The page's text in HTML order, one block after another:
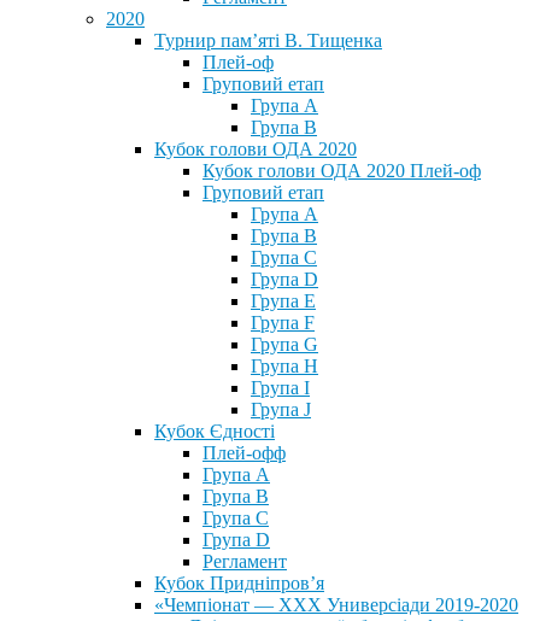
2020
Турнир пам’яті В. Тищенка
Плей-оф
Груповий етап
Група А
Група В
Кубок голови ОДА 2020
Кубок голови ОДА 2020 Плей-оф
Груповий етап
Група A
Група B
Група C
Група D
Група E
Група F
Група G
Група H
Група I
Група J
Кубок Єдності
Плей-офф
Група А
Група В
Група С
Група D
Регламент
Кубок Придніпров’я
«Чемпіонат — ХХХ Универсіади 2019-2020